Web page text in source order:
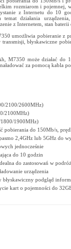
rozmiarom i pojemnej,
z Internetu do 10
działania
z Internetem, stan
umożliwia pobieranie z
błyskawiczne
M7350 może działać do
za pomocą kabla
2100/2600MHz)
2100MHz)
1800/1900MHz)
pobierania do 150Mb/s,
2,4GHz lub 5GHz do
jednocześnie
do 10 godzin
do zastosowań w
urządzenia
błyskawiczny podgląd
kart o pojemności do